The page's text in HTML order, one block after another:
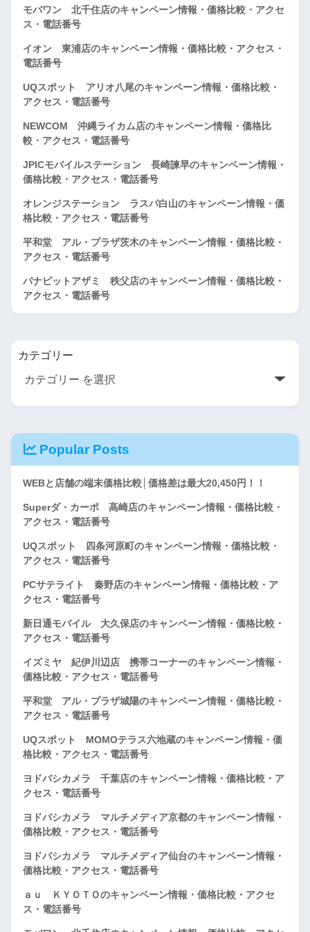
モバワン 北千住店のキャンペーン情報・価格比較・アクセ
ス・電話番号
イオン 東浦店のキャンペーン情報・価格比較・アクセス・
電話番号
UQスポット アリオ八尾のキャンペーン情報・価格比較・
アクセス・電話番号
NEWCOM 沖縄ライカム店のキャンペーン情報・価格比
較・アクセス・電話番号
JPICモバイルステーション 長崎諫早のキャンペーン情報・
価格比較・アクセス・電話番号
オレンジステーション ラスパ白山のキャンペーン情報・価
格比較・アクセス・電話番号
平和堂 アル・プラザ茨木のキャンペーン情報・価格比較・
アクセス・電話番号
パナピットアザミ 秩父店のキャンペーン情報・価格比較・
アクセス・電話番号
カテゴリー
Popular Posts
WEBと店舗の端末価格比較│価格差は最大20,450円！！
Superダ・カーポ 高崎店のキャンペーン情報・価格比較・
アクセス・電話番号
UQスポット 四条河原町のキャンペーン情報・価格比較・
アクセス・電話番号
PCサテライト 秦野店のキャンペーン情報・価格比較・ア
クセス・電話番号
新日通モバイル 大久保店のキャンペーン情報・価格比較・
アクセス・電話番号
イズミヤ 紀伊川辺店 携帯コーナーのキャンペーン情報・
価格比較・アクセス・電話番号
平和堂 アル・プラザ城陽のキャンペーン情報・価格比較・
アクセス・電話番号
UQスポット MOMOテラス六地蔵のキャンペーン情報・価
格比較・アクセス・電話番号
ヨドバシカメラ 千葉店のキャンペーン情報・価格比較・ア
クセス・電話番号
ヨドバシカメラ マルチメディア京都のキャンペーン情報・
価格比較・アクセス・電話番号
ヨドバシカメラ マルチメディア仙台のキャンペーン情報・
価格比較・アクセス・電話番号
ａｕ ＫＹＯＴＯのキャンペーン情報・価格比較・アクセ
ス・電話番号